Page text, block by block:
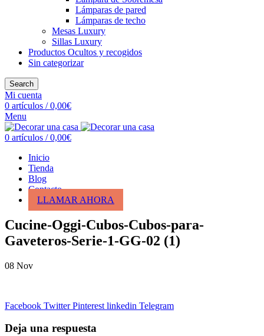
Lámparas de pared
Lámparas de techo
Mesas Luxury
Sillas Luxury
Productos Ocultos y recogidos
Sin categorizar
Search
Mi cuenta
0 artículos / 0,00€
Menu
0 artículos / 0,00€
Inicio
Tienda
Blog
Contacto
LLAMAR AHORA
Cucine-Oggi-Cubos-Cubos-para-
Gaveteros-Serie-1-GG-02 (1)
08 Nov
Facebook Twitter Pinterest linkedin Telegram
Deja una respuesta